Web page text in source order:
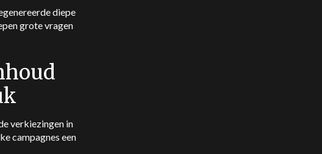
diepe
grote vragen
verkiezingen in
campagnes een